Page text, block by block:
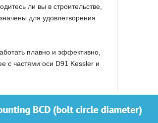
ли вы в строительстве,
для удовлетворения
плавно и эффективно,
с частями оси D91 Kessler и